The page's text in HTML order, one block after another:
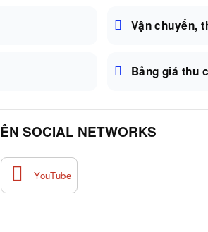
Vận chuyển,
Bảng giá thu
SOCIAL NETWORKS